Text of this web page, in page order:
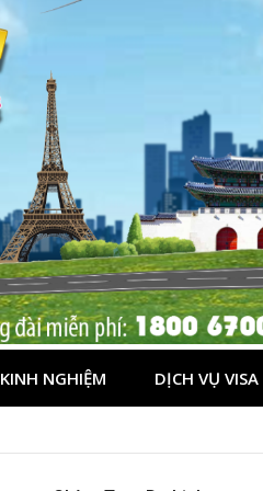
KINH NGHIỆM DỊCH VỤ VISA